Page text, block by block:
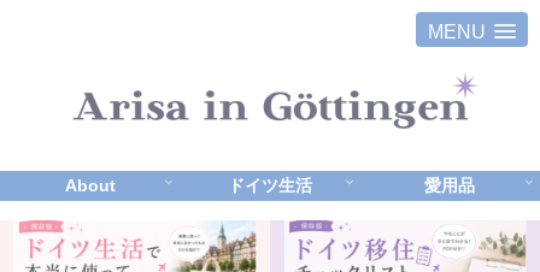
MENU
About ドイツ生活 愛用品